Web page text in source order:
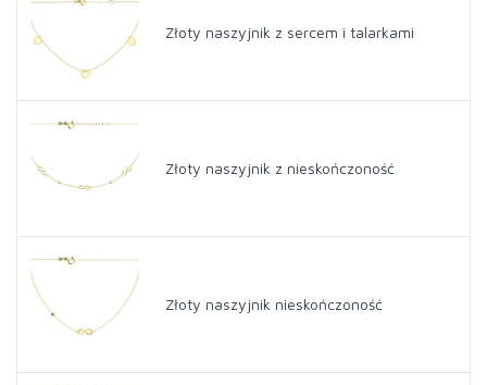
Złoty naszyjnik z sercem i talarkami
Złoty naszyjnik z nieskończoność
Złoty naszyjnik nieskończoność